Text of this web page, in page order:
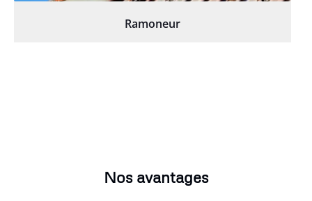
Ramoneur
Nos avantages